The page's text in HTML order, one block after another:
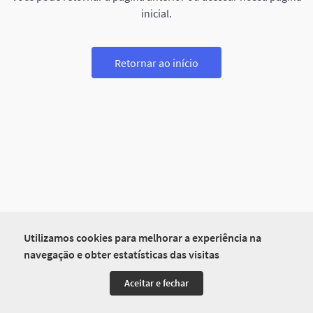
Utilizamos cookies para melhorar a experiência na
navegação e obter estatísticas das visitas
Aceitar e fechar
inicial.
Retornar ao início